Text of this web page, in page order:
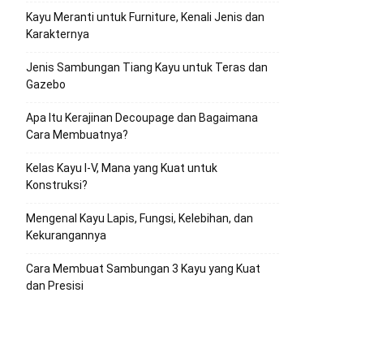
Kayu Meranti untuk Furniture, Kenali Jenis dan
Karakternya
Jenis Sambungan Tiang Kayu untuk Teras dan
Gazebo
Apa Itu Kerajinan Decoupage dan Bagaimana
Cara Membuatnya?
Kelas Kayu I-V, Mana yang Kuat untuk
Konstruksi?
Mengenal Kayu Lapis, Fungsi, Kelebihan, dan
Kekurangannya
Cara Membuat Sambungan 3 Kayu yang Kuat
dan Presisi